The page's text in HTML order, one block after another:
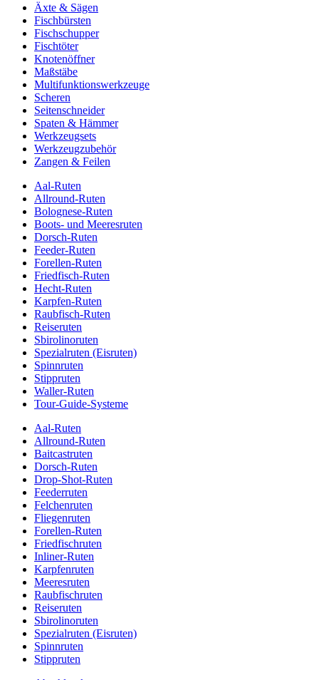
Äxte & Sägen
Fischbürsten
Fischschupper
Fischtöter
Knotenöffner
Maßstäbe
Multifunktionswerkzeuge
Scheren
Seitenschneider
Spaten & Hämmer
Werkzeugsets
Werkzeugzubehör
Zangen & Feilen
Aal-Ruten
Allround-Ruten
Bolognese-Ruten
Boots- und Meeresruten
Dorsch-Ruten
Feeder-Ruten
Forellen-Ruten
Friedfisch-Ruten
Hecht-Ruten
Karpfen-Ruten
Raubfisch-Ruten
Reiseruten
Sbirolinoruten
Spezialruten (Eisruten)
Spinnruten
Stippruten
Waller-Ruten
Tour-Guide-Systeme
Aal-Ruten
Allround-Ruten
Baitcastruten
Dorsch-Ruten
Drop-Shot-Ruten
Feederruten
Felchenruten
Fliegenruten
Forellen-Ruten
Friedfischruten
Inliner-Ruten
Karpfenruten
Meeresruten
Raubfischruten
Reiseruten
Sbirolinoruten
Spezialruten (Eisruten)
Spinnruten
Stippruten